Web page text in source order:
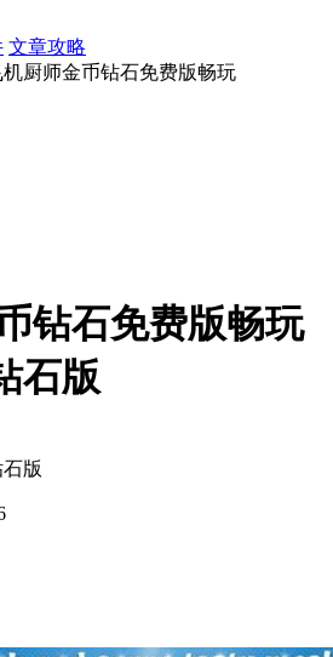
文章攻略
机厨师金币钻石免费版畅玩
钻石免费版畅玩
石版
版